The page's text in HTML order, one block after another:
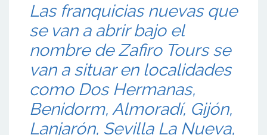
Las franquicias nuevas que
se van a abrir bajo el
nombre de Zafiro Tours se
van a situar en localidades
como Dos Hermanas,
Benidorm, Almoradí, Gijón,
Lanjarón, Sevilla La Nueva,